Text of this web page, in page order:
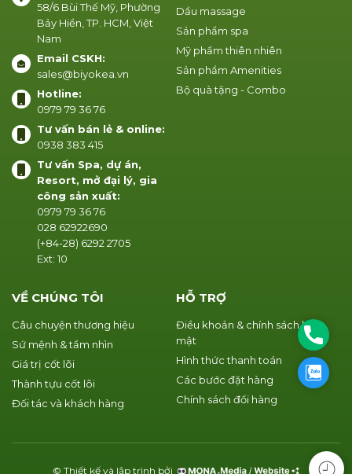
Dầu massage
Sản phẩm spa
Mỹ phẩm thiên nhiên
Sản phẩm Amenities
Bộ quà tặng - Combo
VỀ CHÚNG TÔI
Câu chuyện thương hiệu
Sứ mệnh & tầm nhìn
Giá trị cốt lõi
Thành tựu cốt lõi
Đối tác và khách hàng
HỖ TRỢ
Điều khoản & chính sách bảo
mật
Hình thức thanh toán
Các bước đặt hàng
Chính sách đổi hàng
58/6 Bùi Thế Mỹ, Phường
Bảy Hiền, TP. HCM, Việt
Nam
Email CSKH:
sales@biyokea.vn
Hotline:
0979 79 36 76
Tư vấn bán lẻ & online:
0938 383 415
Tư vấn Spa, dự án,
Resort, mở đại lý, gia
công sản xuất:
0979 79 36 76
028 62922690
(+84-28) 6292 2705
Ext: 10
© Thiết kế và lập trình bởi
Phone
Zalo